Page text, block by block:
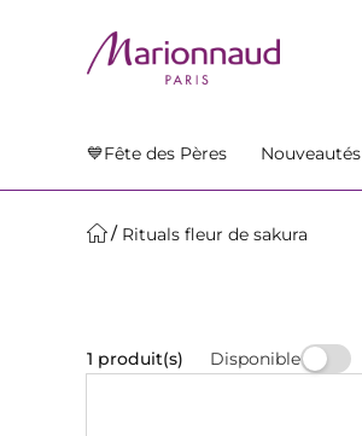
💙Fête des Pères Nouveautés
Rituals fleur de sakura
1 produit(s) Disponible